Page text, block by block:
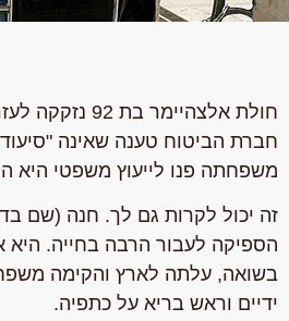
חברת הביטוח טענה שאינה
משפחתה פנו לייעוץ משפטי היא
הספיקה לעבור הרבה בחייה.
בשואה, עלתה לארץ והקימה
ידיים וראש בריא על כתפיה.